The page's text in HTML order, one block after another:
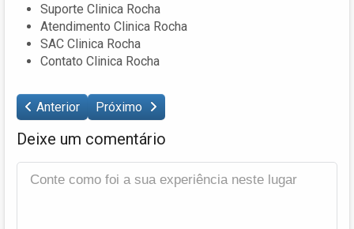
Suporte Clinica Rocha
Atendimento Clinica Rocha
SAC Clinica Rocha
Contato Clinica Rocha
Anterior Próximo
Deixe um comentário